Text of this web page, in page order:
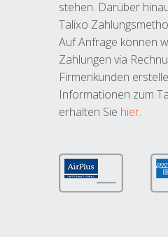
stehen. Darüber
Talixo
Auf Anfrage können
Zahlungen via
Firmenkunden
Informationen zum
erhalten Sie hier.